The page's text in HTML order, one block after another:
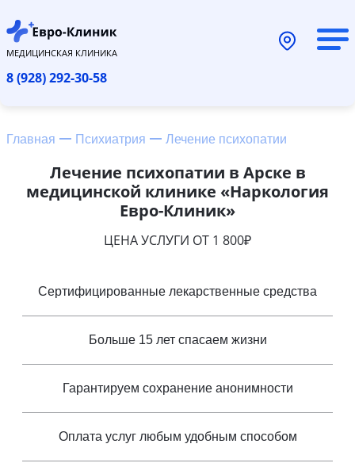
МЕДИЦИНСКАЯ КЛИНИКА
8 (928) 292-30-58
Главная Психиатрия Лечение психопатии
Лечение психопатии в Арске в
медицинской клинике «Наркология
Евро-Клиник»
ЦЕНА УСЛУГИ ОТ 1 800₽
Сертифицированные лекарственные средства
Больше 15 лет спасаем жизни
Гарантируем сохранение анонимности
Оплата услуг любым удобным способом